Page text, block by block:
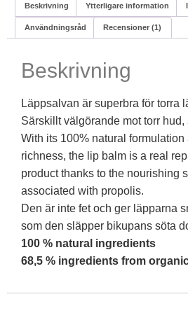
Beskrivning Ytterligare information
Användningsråd Recensioner (1)
Beskrivning
Läppsalvan är superbra för torra
Särskillt välgörande mot torr hud,
With its 100% natural formulation
richness, the lip balm is a real
product thanks to the nourishing
associated with propolis.
Den är inte fet och ger läpparna
som den släpper bikupans söta
100 % natural ingredients
68,5 % ingredients from